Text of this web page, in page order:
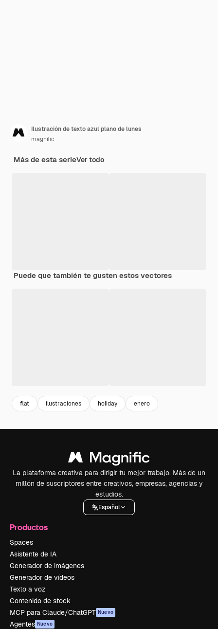
Ilustración de texto azul plano de lunes
magnific
Más de esta serieVer todo
Puede que también te gusten estos vectores
flat ilustraciones holiday enero
La plataforma creativa para dirigir tu mejor trabajo. Más de un
millón de suscriptores entre creativos, empresas, agencias y
estudios.
Español
Productos
Spaces
Asistente de IA
Generador de imágenes
Generador de vídeos
Texto a voz
Contenido de stock
MCP para Claude/ChatGPT Nuevo
Agentes Nuevo